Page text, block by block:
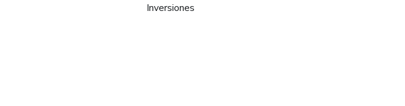
Inversiones